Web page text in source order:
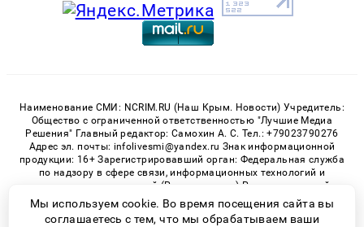
Наименование СМИ: NCRIM.RU (Наш Крым. Новости) Учредитель:
Общество с ограниченной ответственностью "Лучшие Медиа
Решения" Главный редактор: Самохин А. С. Тел.: +79023790276
Адрес эл. почты: infolivesmi@yandex.ru Знак информационной
продукции: 16+ Зарегистрировавший орган: Федеральная служба
по надзору в сфере связи, информационных технологий и
массовых коммуникаций (Роскомнадзор) Регистрационный
номер СМИ ЭЛ № ФС 77 - 81150 от 02.06.2021
Мы используем cookie. Во время посещения сайта вы
соглашаетесь с тем, что мы обрабатываем ваши